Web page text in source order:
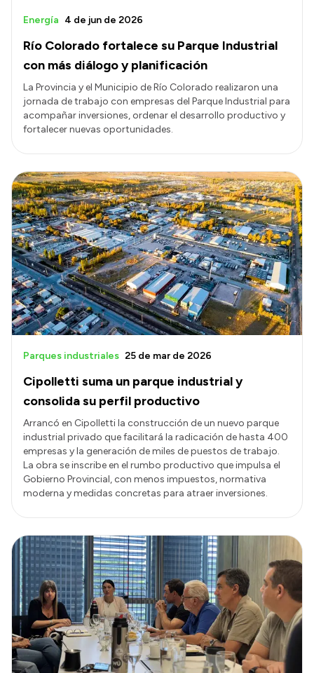
Río Colorado fortalece su Parque Industrial
con más diálogo y planificación
Energía 4 de jun de 2026
La Provincia y el Municipio de Río Colorado realizaron una
jornada de trabajo con empresas del Parque Industrial para
acompañar inversiones, ordenar el desarrollo productivo y
fortalecer nuevas oportunidades.
Cipolletti suma un parque industrial y
consolida su perfil productivo
Parques industriales 25 de mar de 2026
Arrancó en Cipolletti la construcción de un nuevo parque
industrial privado que facilitará la radicación de hasta 400
empresas y la generación de miles de puestos de trabajo.
La obra se inscribe en el rumbo productivo que impulsa el
Gobierno Provincial, con menos impuestos, normativa
moderna y medidas concretas para atraer inversiones.